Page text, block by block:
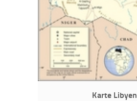
Karte Libyen